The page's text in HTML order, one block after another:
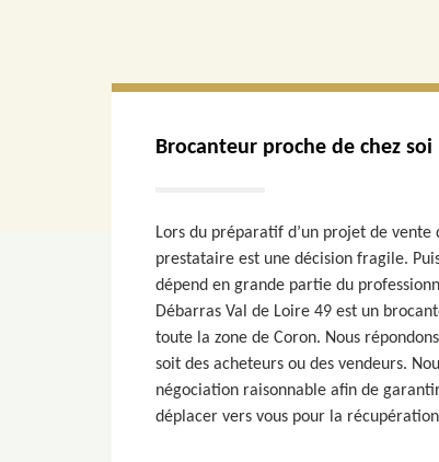
Brocanteur proche de chez soi
Lors du préparatif d’un projet de
prestataire est une décision fragile.
dépend en grande partie du
Débarras Val de Loire 49 est un
toute la zone de Coron. Nous
soit des acheteurs ou des vendeurs.
négociation raisonnable afin de
déplacer vers vous pour la